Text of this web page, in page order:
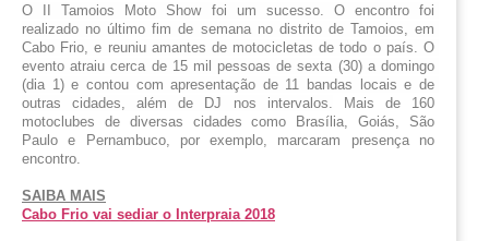
O II Tamoios Moto Show foi um sucesso. O encontro foi
realizado no último fim de semana no distrito de Tamoios, em
Cabo Frio, e reuniu amantes de motocicletas de todo o país. O
evento atraiu cerca de 15 mil pessoas de sexta (30) a domingo
(dia 1) e contou com apresentação de 11 bandas locais e de
outras cidades, além de DJ nos intervalos.
Mais de 160
motoclubes de diversas cidades como Brasília, Goiás, São
Paulo e Pernambuco, por exemplo, marcaram presença no
encontro.
SAIBA MAIS
Cabo Frio vai sediar o Interpraia 2018